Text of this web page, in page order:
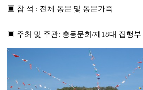
▣ 참 석 : 전체 동문 및 동문가족
▣ 주최 및 주관: 총동문회/제18대 집행부